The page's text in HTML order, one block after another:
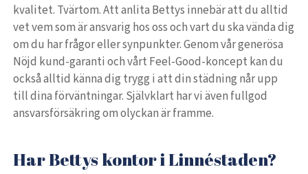
kvalitet. Tvärtom. Att anlita Bettys innebär att du alltid
vet vem som är ansvarig hos oss och vart du ska vända dig
om du har frågor eller synpunkter. Genom vår generösa
Nöjd kund-garanti och vårt Feel-Good-koncept kan du
också alltid känna dig trygg i att din städning når upp
till dina förväntningar. Självklart har vi även fullgod
ansvarsförsäkring om olyckan är framme.
Har Bettys kontor i Linnéstaden?